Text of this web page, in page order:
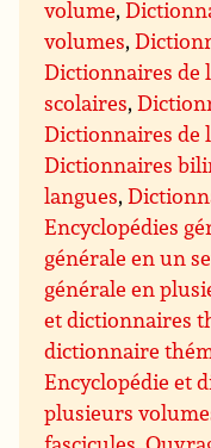
volume,
volumes,
Dictionnaires de
scolaires,
Dictionnaires de
Dictionnaires
langues,
Encyclopédies
générale en un
générale en
et dictionnaires
dictionnaire
Encyclopédie et
plusieurs